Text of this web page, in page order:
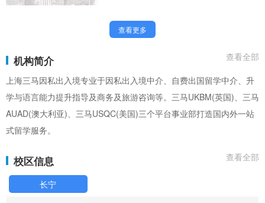
查看更多
机构简介
查看全部
上海三马因私出入境专业于因私出入境中介、自费出国留学中介、升
学与语言能力提升指导及商务及旅游咨询等。三马UKBM(英国)、三马
AUAD(澳大利亚)、三马USQC(美国)三个平台事业部打造国内外一站
式留学服务。
校区信息 查看全部
长宁